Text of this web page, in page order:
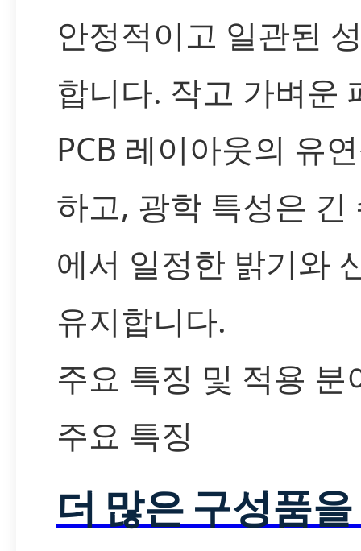
안정적이고 일관된
합니다. 작고 가벼운
PCB 레이아웃의 유
하고, 광학 특성은 긴
에서 일정한 밝기와
유지합니다.
주요 특징 및 적용 분
주요 특징
더 많은 구성품